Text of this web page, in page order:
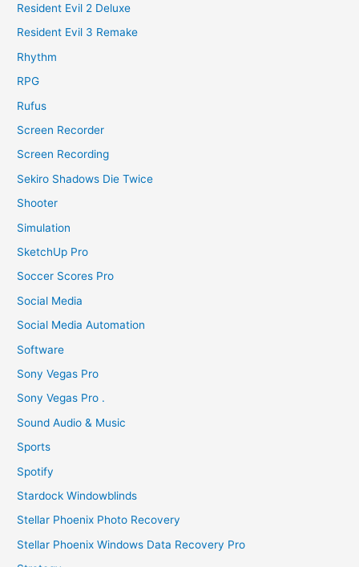
Resident Evil 2 Deluxe
Resident Evil 3 Remake
Rhythm
RPG
Rufus
Screen Recorder
Screen Recording
Sekiro Shadows Die Twice
Shooter
Simulation
SketchUp Pro
Soccer Scores Pro
Social Media
Social Media Automation
Software
Sony Vegas Pro
Sony Vegas Pro .
Sound Audio & Music
Sports
Spotify
Stardock Windowblinds
Stellar Phoenix Photo Recovery
Stellar Phoenix Windows Data Recovery Pro